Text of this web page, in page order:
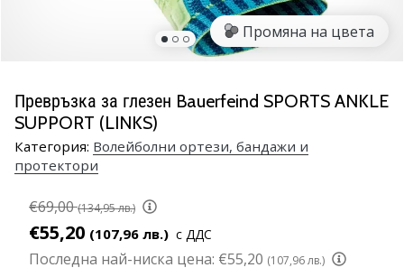
страст
като
нас?
Присъединете
като
амбасадор
на
марката.
Промяна на цвета
Превръзка за глезен Bauerfeind SPORTS ANKLE
SUPPORT (LINKS)
Категория: Волейболни ортези, бандажи и
протектори
€69,00 (134,95 лв.)
€55,20 (107,96 лв.) с ДДС
Последна най-ниска цена: €55,20 (107,96 лв.)